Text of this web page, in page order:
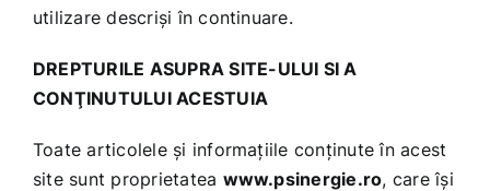
utilizare descrişi în continuare.
DREPTURILE ASUPRA SITE-ULUI SI A
CONŢINUTULUI ACESTUIA
Toate articolele şi informaţiile conţinute în acest
site sunt proprietatea www.psinergie.ro, care îşi